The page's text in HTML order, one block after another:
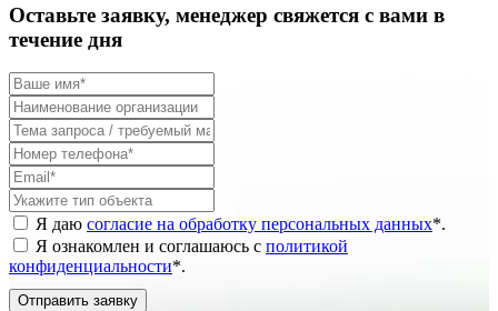
Оставьте заявку, менеджер свяжется с вами в
течение дня
Я даю согласие на обработку персональных данных*.
Я ознакомлен и соглашаюсь с политикой
конфиденциальности*.
Отправить заявку